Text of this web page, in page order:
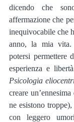
dicendo che
affermazione che
inequivocabile che
anno, la mia
potersi permettere
Psicologia
creare
ne esistono
con leggero